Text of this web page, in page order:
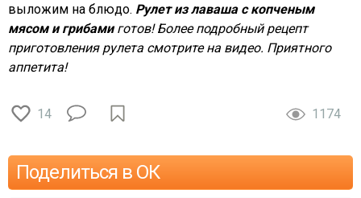
выложим на блюдо. Рулет из лаваша с копченым
мясом и грибамиготов! Более подробный рецепт
приготовления рулета смотрите на видео. Приятного
аппетита!
14 1174
Поделиться в ОК